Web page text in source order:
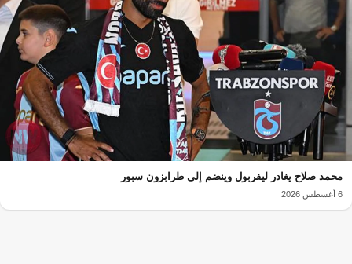
محمد صلاح يغادر ليفربول وينضم إلى طرابزون سبور
6 أغسطس 2026